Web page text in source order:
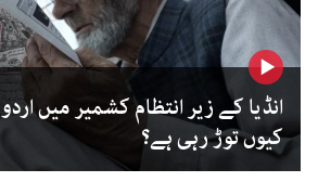
انڈیا کے زیر انتظام کشمیر میں
کیوں توڑ رہی ہے؟